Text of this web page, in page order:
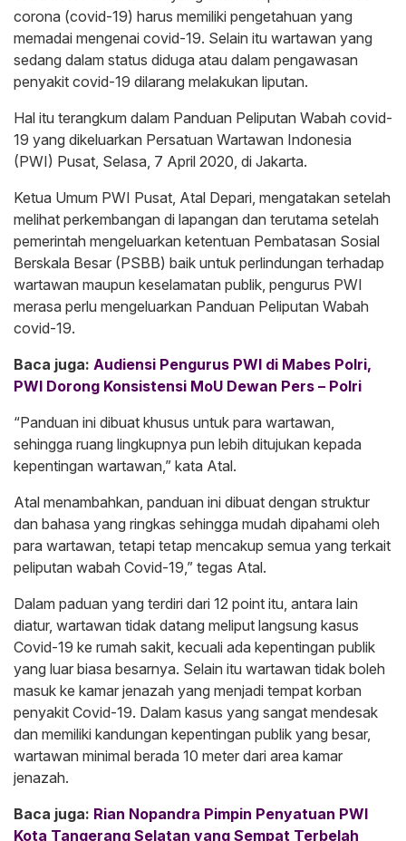
corona (covid-19) harus memiliki pengetahuan yang
memadai mengenai covid-19. Selain itu wartawan yang
sedang dalam status diduga atau dalam pengawasan
penyakit covid-19 dilarang melakukan liputan.
Hal itu terangkum dalam Panduan Peliputan Wabah covid-
19 yang dikeluarkan Persatuan Wartawan Indonesia
(PWI) Pusat, Selasa, 7 April 2020, di Jakarta.
Ketua Umum PWI Pusat, Atal Depari, mengatakan setelah
melihat perkembangan di lapangan dan terutama setelah
pemerintah mengeluarkan ketentuan Pembatasan Sosial
Berskala Besar (PSBB) baik untuk perlindungan terhadap
wartawan maupun keselamatan publik, pengurus PWI
merasa perlu mengeluarkan Panduan Peliputan Wabah
covid-19.
Baca juga: Audiensi Pengurus PWI di Mabes Polri,
PWI Dorong Konsistensi MoU Dewan Pers – Polri
“Panduan ini dibuat khusus untuk para wartawan,
sehingga ruang lingkupnya pun lebih ditujukan kepada
kepentingan wartawan,” kata Atal.
Atal menambahkan, panduan ini dibuat dengan struktur
dan bahasa yang ringkas sehingga mudah dipahami oleh
para wartawan, tetapi tetap mencakup semua yang terkait
peliputan wabah Covid-19,” tegas Atal.
Dalam paduan yang terdiri dari 12 point itu, antara lain
diatur, wartawan tidak datang meliput langsung kasus
Covid-19 ke rumah sakit, kecuali ada kepentingan publik
yang luar biasa besarnya. Selain itu wartawan tidak boleh
masuk ke kamar jenazah yang menjadi tempat korban
penyakit Covid-19. Dalam kasus yang sangat mendesak
dan memiliki kandungan kepentingan publik yang besar,
wartawan minimal berada 10 meter dari area kamar
jenazah.
Baca juga: Rian Nopandra Pimpin Penyatuan PWI
Kota Tangerang Selatan yang Sempat Terbelah